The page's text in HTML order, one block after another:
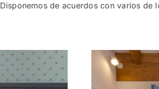
Disponemos de acuerdos con varios de